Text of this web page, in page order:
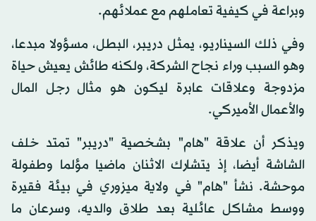
وبراعة في كيفية تعاملهم مع عملائهم.
وفي ذلك السيناريو، يمثل دريبر، البطل، مسؤولا مبدعا،
وهو السبب وراء نجاح الشركة، ولكنه طائش يعيش حياة
مزدوجة وعلاقات عابرة ليكون هو مثال رجل المال
والأعمال الأميركي.
ويذكر أن علاقة "هام" بشخصية "دريبر" تمتد خلف
الشاشة أيضا، إذ يتشارك الاثنان ماضيا مؤلما وطفولة
موحشة. نشأ "هام" في ولاية ميزوري في بيئة فقيرة
ووسط مشاكل عائلية بعد طلاق والديه، وسرعان ما